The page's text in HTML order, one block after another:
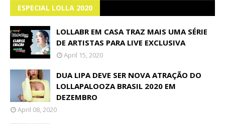
ESPECIAL LOLLA 2020
LOLLABR EM CASA TRAZ MAIS UMA SÉRIE
DE ARTISTAS PARA LIVE EXCLUSIVA
April 15, 2020
DUA LIPA DEVE SER NOVA ATRAÇÃO DO
LOLLAPALOOZA BRASIL 2020 EM
DEZEMBRO
April 08, 2020